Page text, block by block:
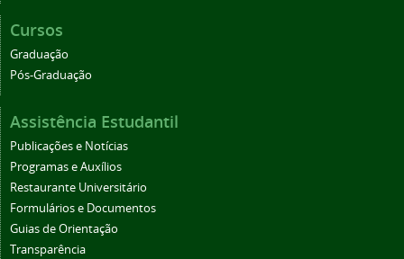
Cursos
Graduação
Pós-Graduação
Assistência Estudantil
Publicações e Notícias
Programas e Auxílios
Restaurante Universitário
Formulários e Documentos
Guias de Orientação
Transparência